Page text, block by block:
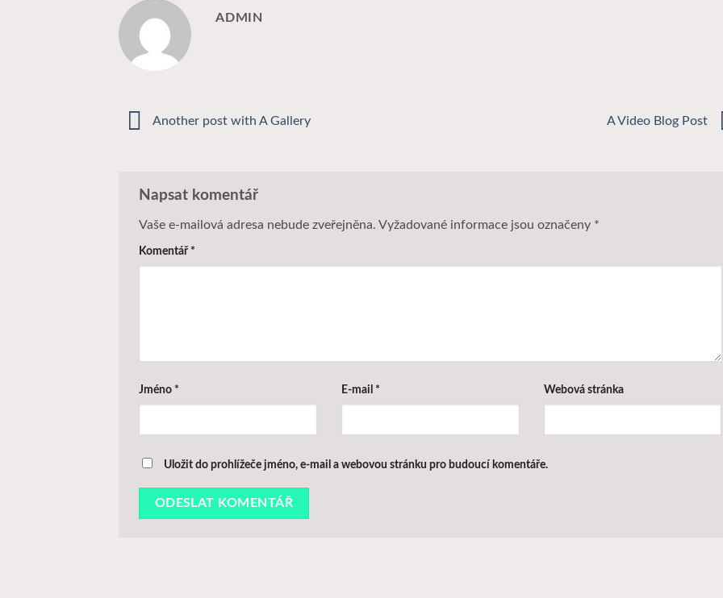
ADMIN
Another post with A Gallery A Video Blog Post
Napsat komentář
Vaše e-mailová adresa nebude zveřejněna. Vyžadované informace jsou označeny *
Komentář *
Jméno * E-mail * Webová stránka
Uložit do prohlížeče jméno, e-mail a webovou stránku pro budoucí komentáře.